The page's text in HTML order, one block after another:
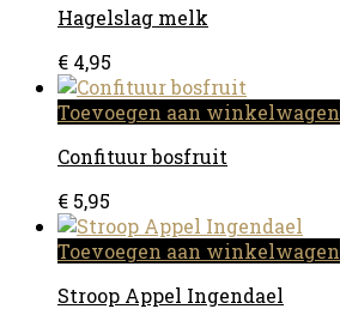
Hagelslag melk
€ 4,95
Toevoegen aan winkelwagen
Confituur bosfruit
€ 5,95
Toevoegen aan winkelwagen
Stroop Appel Ingendael